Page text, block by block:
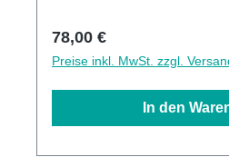
Regulärer Preis:
78,00 €
Preise inkl. MwSt. zzgl.
In den